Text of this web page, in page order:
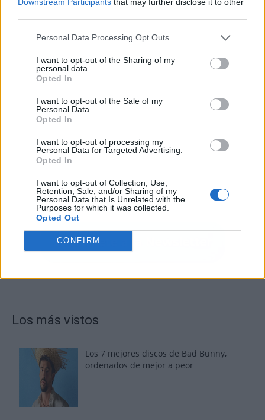
Personal Data Processing Opt Outs
I want to opt-out of the Sharing of my
personal data.
Opted In
I want to opt-out of the Sale of my
Personal Data.
Opted In
I want to opt-out of processing my
Personal Data for Targeted Advertising.
Opted In
I want to opt-out of Collection, Use,
Retention, Sale, and/or Sharing of my
Personal Data that Is Unrelated with the
Purposes for which it was collected.
Opted Out
CONFIRM
Publicidad
Los más vistos
Los 7 mejores discos de Bad Bunny,
ordenados de mejor a peor